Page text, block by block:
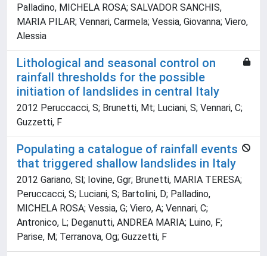
Palladino, MICHELA ROSA; SALVADOR SANCHIS,
MARIA PILAR; Vennari, Carmela; Vessia, Giovanna; Viero,
Alessia
Lithological and seasonal control on
rainfall thresholds for the possible
initiation of landslides in central Italy
2012 Peruccacci, S; Brunetti, Mt; Luciani, S; Vennari, C;
Guzzetti, F
Populating a catalogue of rainfall events
that triggered shallow landslides in Italy
2012 Gariano, Sl; Iovine, Ggr; Brunetti, MARIA TERESA;
Peruccacci, S; Luciani, S; Bartolini, D; Palladino,
MICHELA ROSA; Vessia, G; Viero, A; Vennari, C;
Antronico, L; Deganutti, ANDREA MARIA; Luino, F;
Parise, M; Terranova, Og; Guzzetti, F